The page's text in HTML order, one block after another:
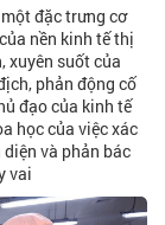
đặc trưng cơ
nền kinh tế thị
xuyên suốt của
phản động cố
đạo của kinh tế
học của việc xác
và phản bác
vai